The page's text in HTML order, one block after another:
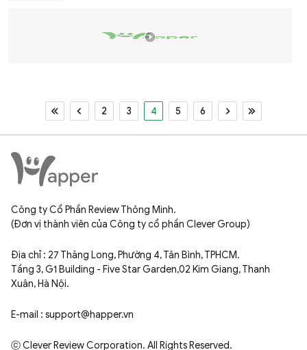
2 3 4 5 6
Công ty Cổ Phần Review Thông Minh.
(Đơn vị thành viên của Công ty cổ phần Clever Group)
Địa chỉ : 27 Thăng Long, Phường 4, Tân Bình, TPHCM.
Tầng 3, G1 Building - Five Star Garden,02 Kim Giang, Thanh
Xuân, Hà Nội.
E-mail : support@happer.vn
ⓒ Clever Review Corporation. All Rights Reserved.